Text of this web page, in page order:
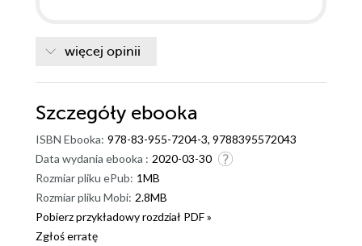
więcej opinii
Szczegóły ebooka
ISBN Ebooka: 978-83-955-7204-3, 9788395572043
Data wydania ebooka : 2020-03-30
Rozmiar pliku ePub: 1MB
Rozmiar pliku Mobi: 2.8MB
Pobierz przykładowy rozdział PDF »
Zgłoś erratę